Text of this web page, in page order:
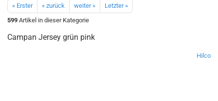
« Erster « zurück weiter »
Letzter »
599 Artikel in dieser Kategorie
Campan Jersey grün pink
Hilco